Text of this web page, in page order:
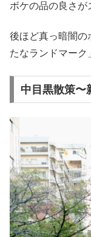
ボケの品の良さが
後ほど真っ暗闇の
たなランドマーク
中目黒散策〜